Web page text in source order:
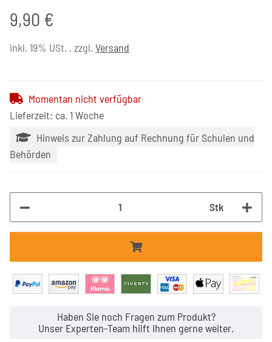
9,90 €
inkl. 19% USt. , zzgl. Versand
Momentan nicht verfügbar
Lieferzeit: ca. 1 Woche
Hinweis zur Zahlung auf Rechnung für Schulen und
Behörden
Stk
Haben Sie noch Fragen zum Produkt?
Unser Experten-Team hilft Ihnen gerne weiter.